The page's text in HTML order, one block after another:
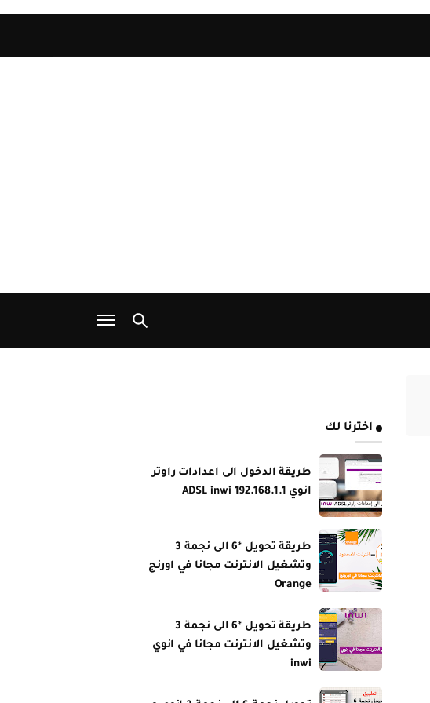
اخترنا لك
طريقة الدخول الى اعدادات راوتر
انوي ADSL inwi 192.168.1.1
طريقة تحويل *6 الى نجمة 3
وتشغيل الانترنت مجانا في اورنج
Orange
طريقة تحويل *6 الى نجمة 3
وتشغيل الانترنت مجانا في انوي
inwi